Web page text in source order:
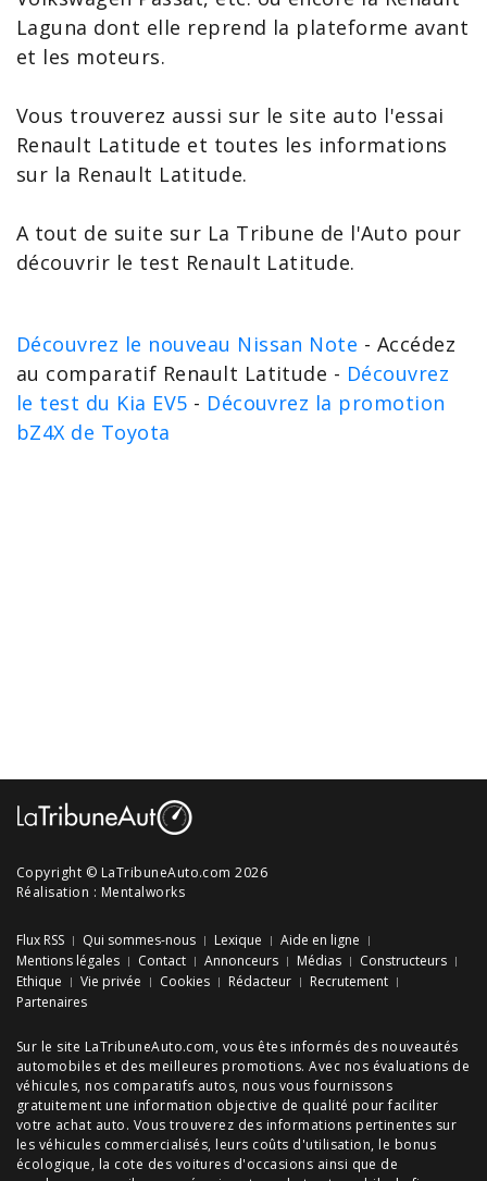
Laguna dont elle reprend la plateforme avant
et les moteurs.
Vous trouverez aussi sur le site auto l'essai
Renault Latitude et toutes les informations
sur la Renault Latitude.
A tout de suite sur La Tribune de l'Auto pour
découvrir le test Renault Latitude.
Découvrez le nouveau Nissan Note - Accédez
au comparatif Renault Latitude - Découvrez
le test du Kia EV5 - Découvrez la promotion
bZ4X de Toyota
Copyright © LaTribuneAuto.com 2026
Réalisation : Mentalworks
Flux RSS Qui sommes-nous Lexique
Aide en ligne
Mentions légales
Contact Annonceurs Médias
Constructeurs
Ethique
Vie privée Cookies Rédacteur
Recrutement
Partenaires
Sur le site LaTribuneAuto.com, vous êtes informés des nouveautés
automobiles et des meilleures promotions. Avec nos évaluations de
véhicules, nos comparatifs autos, nous vous fournissons
gratuitement une information objective de qualité pour faciliter
votre achat auto. Vous trouverez des informations pertinentes sur
les véhicules commercialisés, leurs coûts d'utilisation, le bonus
écologique, la cote des voitures d'occasions ainsi que de